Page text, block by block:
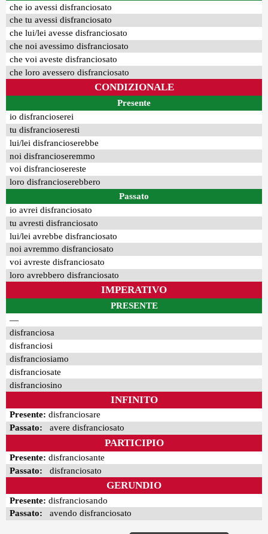
che io avessi disfranciosato
che tu avessi disfranciosato
che lui/lei avesse disfranciosato
che noi avessimo disfranciosato
che voi aveste disfranciosato
che loro avessero disfranciosato
CONDIZIONALE
Presente
io disfrancioserei
tu disfrancioseresti
lui/lei disfrancioserebbe
noi disfrancioseremmo
voi disfranciosereste
loro disfrancioserebbero
Passato
io avrei disfranciosato
tu avresti disfranciosato
lui/lei avrebbe disfranciosato
noi avremmo disfranciosato
voi avreste disfranciosato
loro avrebbero disfranciosato
IMPERATIVO
PRESENTE
—
disfranciosa
disfranciosi
disfranciosiamo
disfranciosate
disfranciosino
INFINITO
Presente: disfranciosare
Passato: avere disfranciosato
PARTICIPIO
Presente: disfranciosante
Passato: disfranciosato
GERUNDIO
Presente: disfranciosando
Passato: avendo disfranciosato